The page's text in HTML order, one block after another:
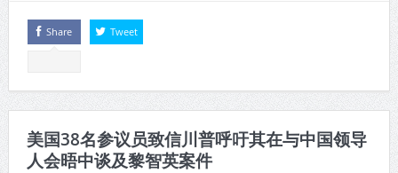
Share Tweet
美国38名参议员致信川普呼吁其在与中国领导
人会晤中谈及黎智英案件